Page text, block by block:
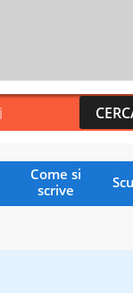
Come si
scrive